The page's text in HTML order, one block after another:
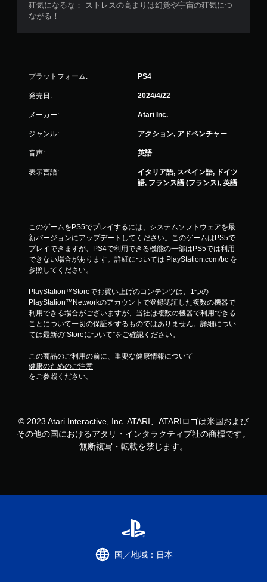
狂気になるな： ストレスの高まりは幻覚や宇宙の狂気につ
ながる！
プラットフォーム: PS4
発売日: 2024/4/22
メーカー: Atari Inc.
ジャンル: アクション, アドベンチャー
音声: 英語
表示言語:
イタリア語, スペイン語, ドイツ
語, フランス語 (フランス), 英語
このゲームをPS5でプレイするには、システムソフトウェアを最
新バージョンにアップデートしてください。このゲームはPS5で
プレイできますが、PS4で利用できる機能の一部はPS5では利用
できない場合があります。詳細については PlayStation.com/bc を
参照してください。
PlayStation™Storeでお買い上げのコンテンツは、1つの
PlayStation™Networkのアカウントで登録認証した複数の機器で
利用できる場合がございますが、当社は複数の機器で利用できる
ことについて一切の保証をするものではありません。詳細につい
ては最新の“Storeについて”をご確認ください。
この商品のご利用の前に、重要な健康情報について
健康のためのご注意
をご参照ください。
© 2023 Atari Interactive, Inc. ATARI、ATARIロゴは米国および
その他の国におけるアタリ・インタラクティブ社の商標です。
無断複写・転載を禁じます。
国／地域：日本